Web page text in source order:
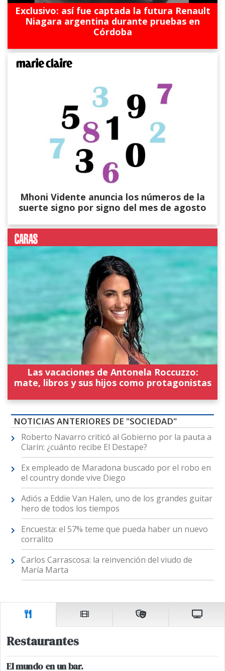
Exclusivo: así fue captada la futura Renault
Niagara argentina durante pruebas en
Córdoba
Mhoni Vidente anuncia los números de la
suerte signo por signo del mes de agosto
Las vacaciones de Antonela Roccuzzo:
mate, libros y sus hijos como protagonistas
NOTICIAS ANTERIORES DE "SOCIEDAD"
Roberto Navarro criticó al Gobierno por la pauta a
Clarín: ¿cuánto recibe El Destape?
Ex empleado de Maradona buscado por el robo en
el country donde vive Diego
Adiós a Eddie Van Halen, uno de los grandes guitar
hero de todos los tiempos
Encuesta: el 57% teme que pueda haber un nuevo
corralito
Carlos Carrascosa: la reinvención del viudo de
María Marta
Restaurantes
El mundo en un bar.